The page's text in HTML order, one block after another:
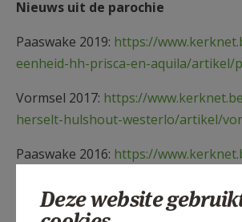
Nieuws uit de parochie
Paaswake 2019: https://
eenheid-hh-prisca-en-aquila/artikel/
Vormsel 2017: https://
herselt-hulshout-westerlo/artikel/
Paaswake 2016: https://
Deze website